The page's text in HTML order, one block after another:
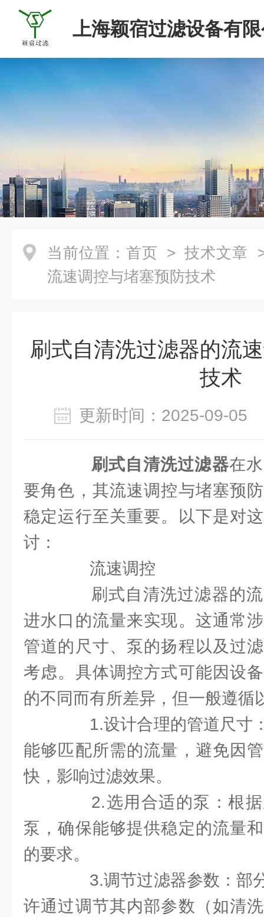
上海颖宿过滤设备有
当前位置： 首页 > 技术文章
流速调控与堵塞预防技术
刷式自清洗过滤器的流
技术
更新时间：2025-09-
刷式自清洗过滤器在
要角色，其流速调控与堵塞预
稳定运行至关重要。以下是对
讨：
流速调控
刷式自清洗过滤器的流
进水口的流量来实现。这通常
管道的尺寸、泵的扬程以及过
考虑。具体调控方式可能因设
的不同而有所差异，但一般遵循
1.设计合理的管道尺寸
能够匹配所需的流量，避免因
快，影响过滤效果。
2.选用合适的泵：根据
泵，确保能够提供稳定的流量
的要求。
3.调节过滤器参数：部
许通过调节其内部参数（如清